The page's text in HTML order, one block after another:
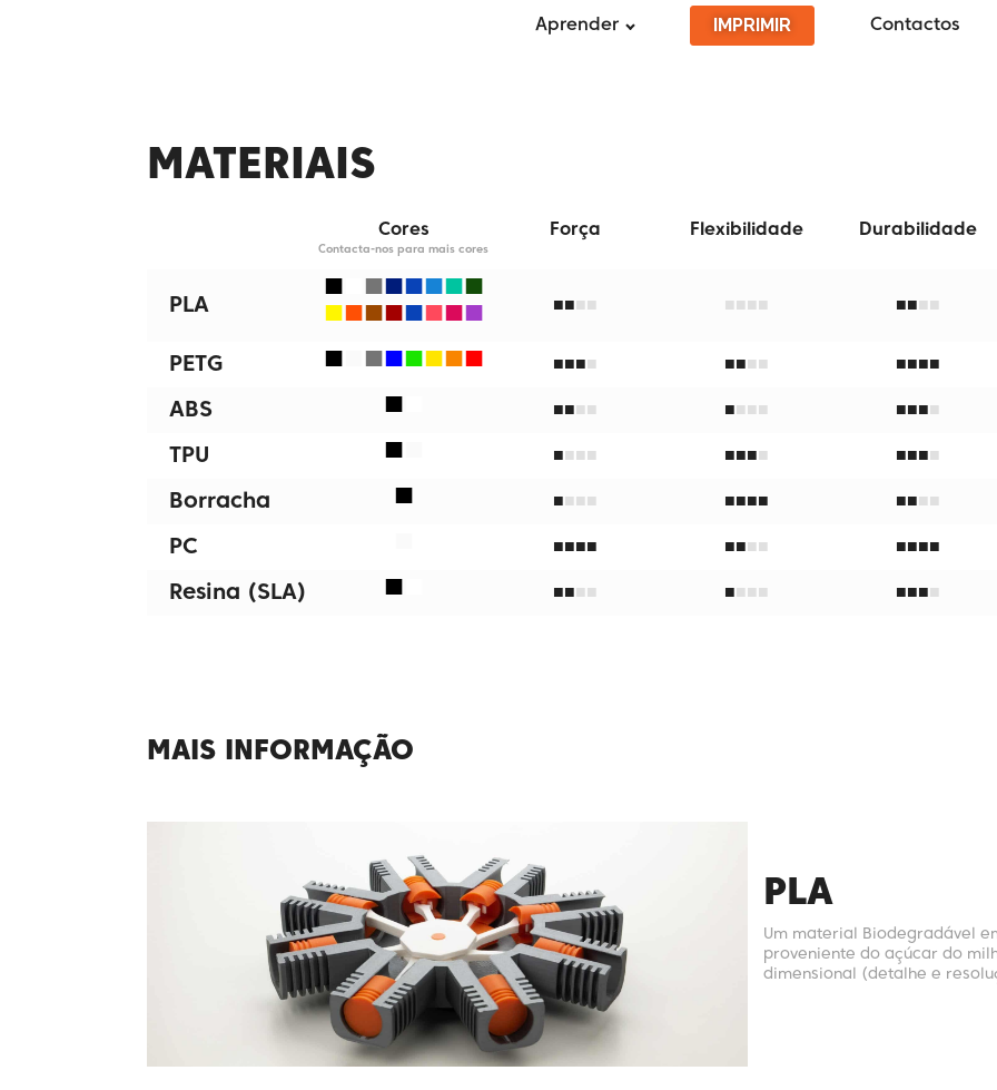
Aprender IMPRIMIR Contactos
MATERIAIS
Cores
Contacta-nos para mais cores
Força Flexibilidade Durabilidade
PLA
■ ■■■■■■
■■■■■■■■ ■■■■ ■■■■ ■■■■
PETG ■ ■■■■■■ ■■■■ ■■■■ ■■■■
ABS ■ ■■■■ ■■■■ ■■■■
TPU ■ ■■■■ ■■■■ ■■■■
Borracha ■ ■■■■ ■■■■ ■■■■
PC ■■■■ ■■■■ ■■■■
Resina (SLA) ■ ■■■■ ■■■■ ■■■■
MAIS INFORMAÇÃO
PLA
Um material Biodegradável
proveniente do açúcar do
dimensional (detalhe e